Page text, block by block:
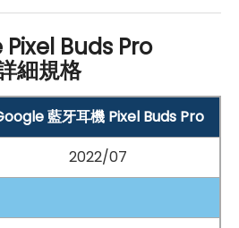
供強烈音樂體驗
效
Buds Pro
細規格
藍牙耳機 Pixel Buds Pro
2022/07